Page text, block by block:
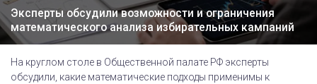
Эксперты обсудили возможности и ограничения
математического анализа избирательных кампаний
На круглом столе в Общественной палате РФ эксперты
обсудили, какие математические подходы применимы к